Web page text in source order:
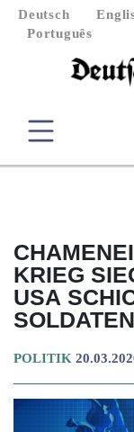
Deutsch
Português
KRIEG
USA
SOLDATEN
POLITIK